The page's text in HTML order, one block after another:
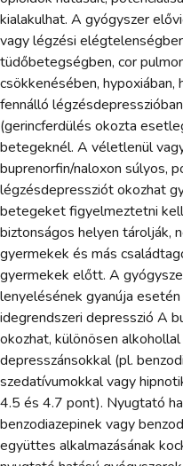
kialakulhat. A gyógyszer
vagy légzési
tüdőbetegségben, cor
csökkenésében, hypoxiában,
fennálló
(gerincferdülés okozta
betegeknél. A véletlenül
buprenorfin/naloxon súlyos,
légzésdepressziót okozhat
betegeket figyelmeztetni
biztonságos helyen tárolják,
gyermekek és más
gyermekek előtt. A
lenyelésének gyanúja
idegrendszeri depresszió A
okozhat, különösen
depresszánsokkal (pl.
szedatívumokkal vagy
4.5 és 4.7 pont). Nyugtató
benzodiazepinek vagy
együttes alkalmazásának